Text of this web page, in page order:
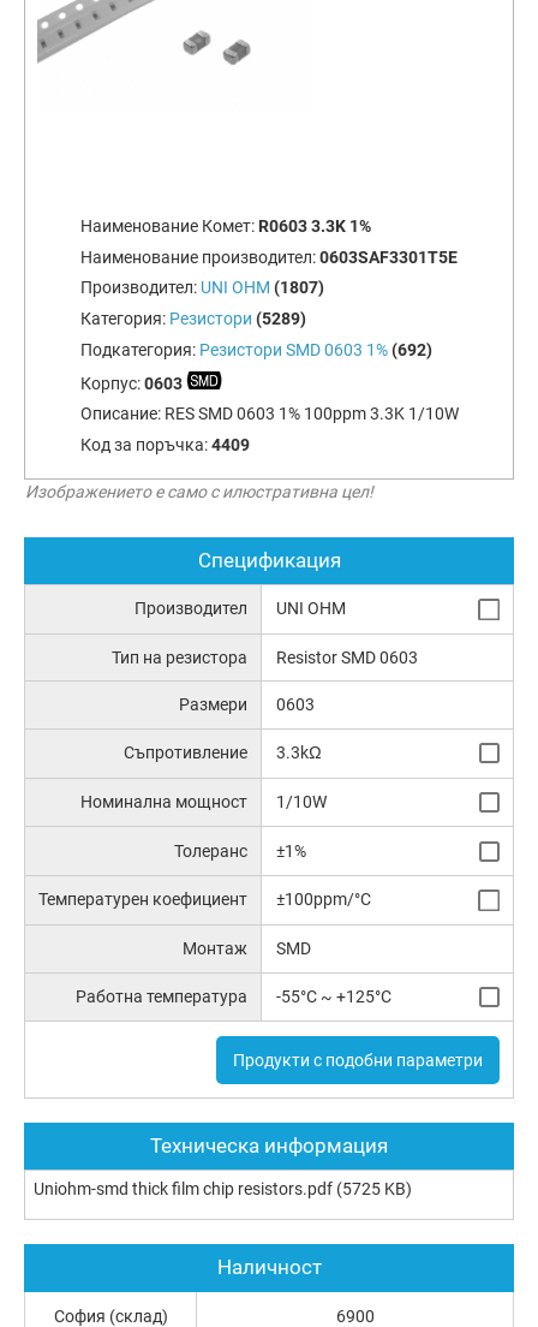
Наименование Комет: R0603 3.3K 1%
Наименование производител:0603SAF3301T5E
Производител: UNI OHM (1807)
Категория: Резистори (5289)
Подкатегория: Резистори SMD 0603 1% (692)
Корпус:0603
Описание: RES SMD 0603 1% 100ppm 3.3K 1/10W
Код за поръчка:4409
Изображението е само с илюстративна цел!
Спецификация
Производител UNI OHM
Тип на резистора Resistor SMD 0603
Размери 0603
Съпротивление 3.3kΩ
Номинална мощност 1/10W
Толеранс ±1%
Температурен коефициент ±100ppm/°C
Монтаж SMD
Работна температура -55°C ~ +125°C
Продукти с подобни параметри
Техническа информация
Uniohm-smd thick film chip resistors.pdf (5725 KB)
Наличност
София (склад) 6900